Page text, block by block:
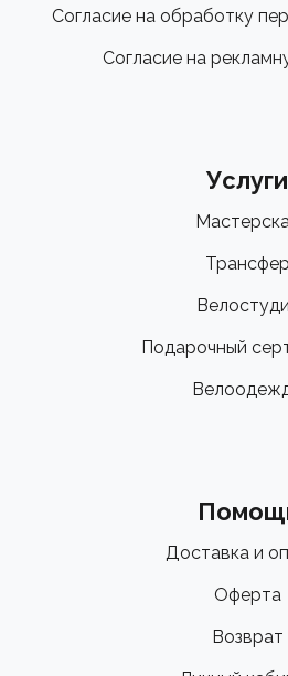
Согласие на обработку
Согласие на
Услуги
Трансфер
Подарочный
Доставка и
Оферта
Возврат